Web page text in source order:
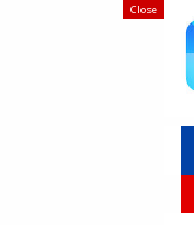
Close